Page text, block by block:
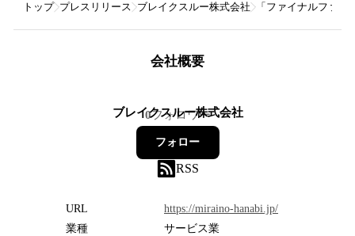
トップ プレスリリース ブレイクスルー株式会社 「ファイナルファ
会社概要
ブレイクスルー株式会社
0フォロワー
フォロー
RSS
URL
https://miraino-hanabi.jp/
業種
サービス業